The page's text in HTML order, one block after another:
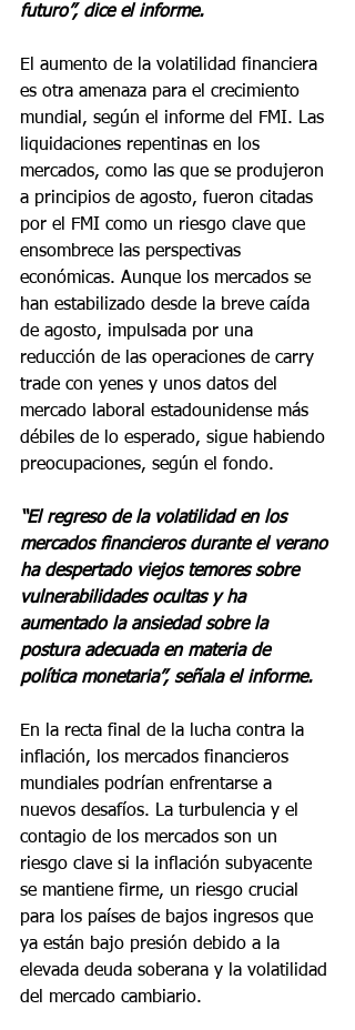
futuro”, dice el informe.
El aumento de la volatilidad financiera
es otra amenaza para el crecimiento
mundial, según el informe del FMI. Las
liquidaciones repentinas en los
mercados, como las que se produjeron
a principios de agosto, fueron citadas
por el FMI como un riesgo clave que
ensombrece las perspectivas
económicas. Aunque los mercados se
han estabilizado desde la breve caída
de agosto, impulsada por una
reducción de las operaciones de carry
trade con yenes y unos datos del
mercado laboral estadounidense más
débiles de lo esperado, sigue habiendo
preocupaciones, según el fondo.
“El regreso de la volatilidad en los
mercados financieros durante el verano
ha despertado viejos temores sobre
vulnerabilidades ocultas y ha
aumentado la ansiedad sobre la
postura adecuada en materia de
política monetaria”, señala el informe.
En la recta final de la lucha contra la
inflación, los mercados financieros
mundiales podrían enfrentarse a
nuevos desafíos. La turbulencia y el
contagio de los mercados son un
riesgo clave si la inflación subyacente
se mantiene firme, un riesgo crucial
para los países de bajos ingresos que
ya están bajo presión debido a la
elevada deuda soberana y la volatilidad
del mercado cambiario.